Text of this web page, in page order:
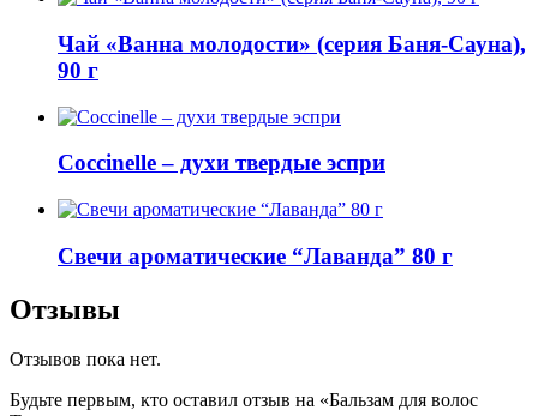
Чай «Ванна молодости» (серия Баня-Сауна),
90 г
Coccinelle – духи твердые эспри
Свечи ароматические “Лаванда” 80 г
Отзывы
Отзывов пока нет.
Будьте первым, кто оставил отзыв на «Бальзам для волос